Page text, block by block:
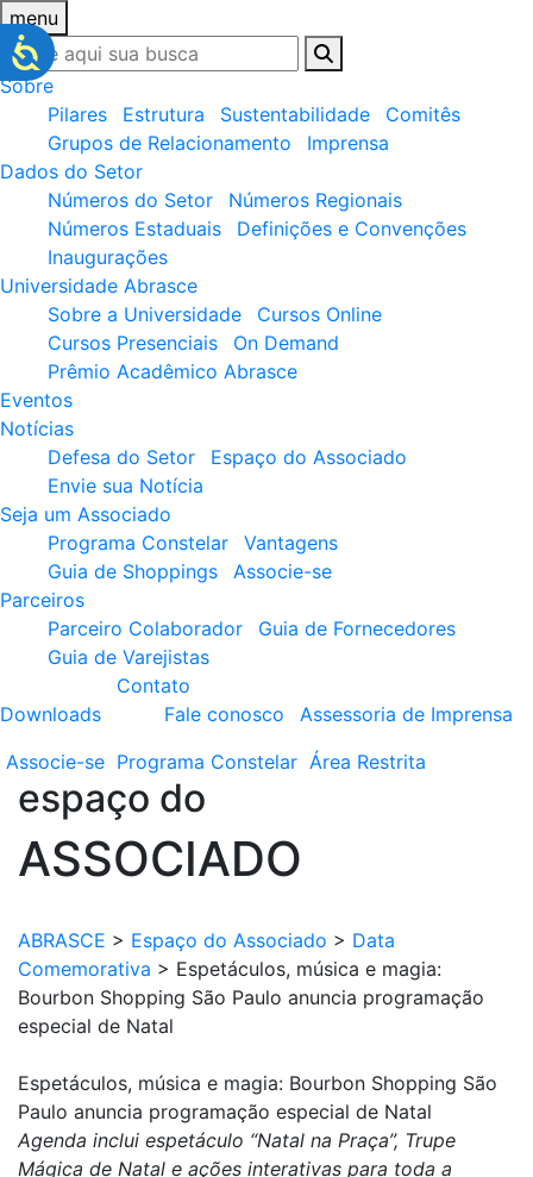
menu
Sobre
Pilares
Estrutura Sustentabilidade
Comitês
Grupos de Relacionamento
Imprensa
Dados do Setor
Números do Setor
Números Regionais
Números Estaduais
Definições e Convenções
Inaugurações
Universidade Abrasce
Sobre a Universidade
Cursos Online
Cursos Presenciais
On Demand
Prêmio Acadêmico Abrasce
Eventos
Notícias
Defesa do Setor
Espaço do Associado
Envie sua Notícia
Seja um Associado
Programa Constelar
Vantagens
Guia de Shoppings
Associe-se
Parceiros
Parceiro Colaborador
Guia de Fornecedores
Guia de Varejistas
Downloads
Contato
Fale conosco
Assessoria de Imprensa
Associe-se Programa Constelar Área Restrita
espaço do
ASSOCIADO
ABRASCE > Espaço do Associado > Data
Comemorativa > Espetáculos, música e magia:
Bourbon Shopping São Paulo anuncia programação
especial de Natal
Espetáculos, música e magia: Bourbon Shopping São
Paulo anuncia programação especial de Natal
Agenda inclui espetáculo “Natal na Praça”, Trupe
Mágica de Natal e ações interativas para toda a